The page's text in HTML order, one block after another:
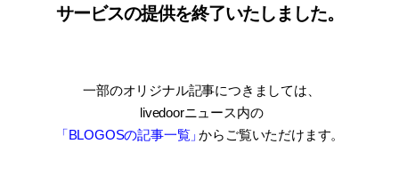
サービスの提供を終了いたしました。
一部のオリジナル記事につきましては
livedoorニュース内の
「BLOGOSの記事一覧」からご覧いただけます。